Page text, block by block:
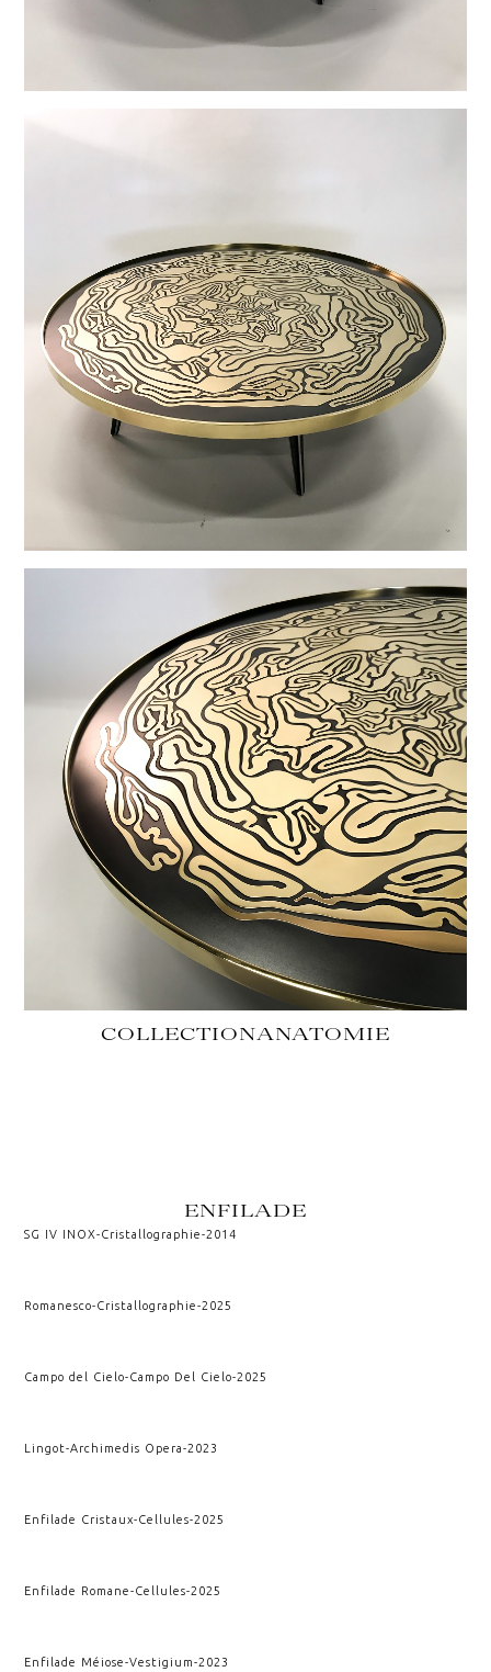
COLLECTIONANATOMIE
ENFILADE
SG IV INOX-Cristallographie-2014
Romanesco-Cristallographie-2025
Campo del Cielo-Campo Del Cielo-2025
Lingot-Archimedis Opera-2023
Enfilade Cristaux-Cellules-2025
Enfilade Romane-Cellules-2025
Enfilade Méiose-Vestigium-2023